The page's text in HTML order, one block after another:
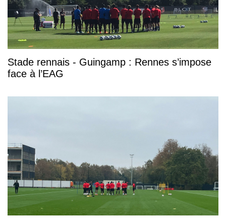
Stade rennais - Guingamp : Rennes s’impose
face à l’EAG